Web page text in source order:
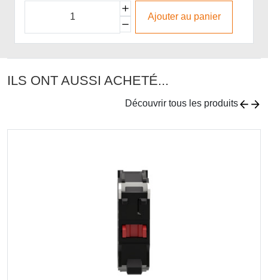
Ajouter au panier
ILS ONT AUSSI ACHETÉ...
Découvrir tous les produits